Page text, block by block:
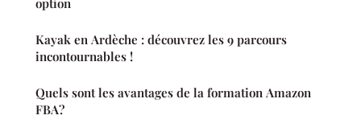
Kayak en Ardèche : découvrez les 9 parcours
incontournables !
Quels sont les avantages de la formation Amazon
FBA?